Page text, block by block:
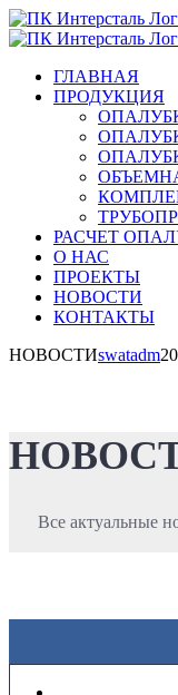
Skip
to
ГЛАВНАЯ
ПРОДУКЦИЯ
РАСЧЕТ
О НАС
ПРОЕКТЫ
НОВОСТИ
КОНТАКТЫ
НОВОСТИswatadm
Все актуальные